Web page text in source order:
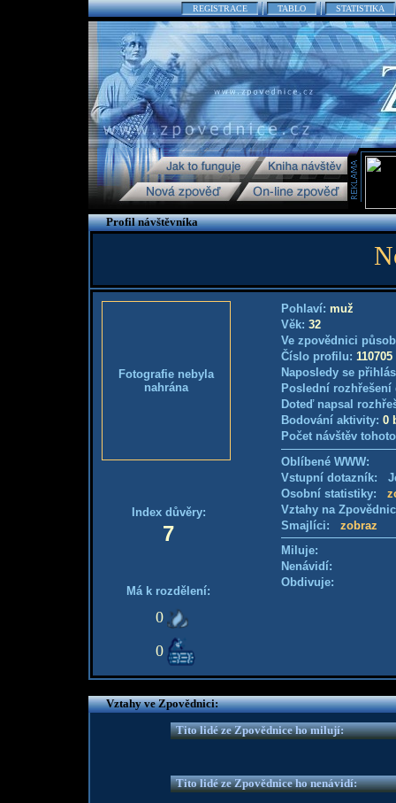
REGISTRACE TABLO STATISTIKA
Profil návštěvníka
Fotografie nebyla
nahrána
Index důvěry:
7
Má k rozdělení:
0
0
Pohlaví: muž
Věk: 32
Ve zpovědnici
Číslo profilu: 110705
Naposledy se
Poslední
Doteď napsal
Bodování aktivity: 0
Počet návštěv
Oblíbené WWW:
Vstupní dotazník:
Osobní statistiky:
Vztahy na
Smajlíci: zobraz
Miluje:
Nenávidí:
Obdivuje:
Vztahy ve Zpovědnici:
Tito lidé ze Zpovědnice ho milují:
Tito lidé ze Zpovědnice ho nenávidí: